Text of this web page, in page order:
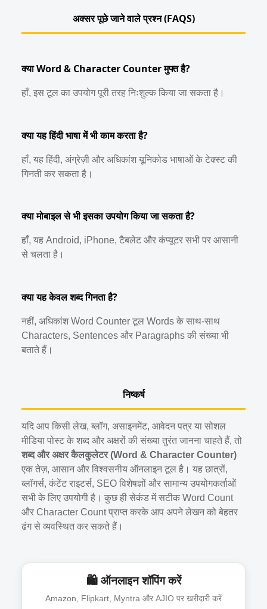
अक्सर पूछे जाने वाले प्रश्न (FAQS)
क्या Word & Character Counter मुफ्त है?
हाँ, इस टूल का उपयोग पूरी तरह निःशुल्क किया जा सकता है।
क्या यह हिंदी भाषा में भी काम करता है?
हाँ, यह हिंदी, अंग्रेज़ी और अधिकांश यूनिकोड भाषाओं के टेक्स्ट की
गिनती कर सकता है।
क्या मोबाइल से भी इसका उपयोग किया जा सकता है?
हाँ, यह Android, iPhone, टैबलेट और कंप्यूटर सभी पर आसानी
से चलता है।
क्या यह केवल शब्द गिनता है?
नहीं, अधिकांश Word Counter टूल Words के साथ-साथ
Characters, Sentences और Paragraphs की संख्या भी
बताते हैं।
निष्कर्ष
यदि आप किसी लेख, ब्लॉग, असाइनमेंट, आवेदन पत्र या सोशल
मीडिया पोस्ट के शब्द और अक्षरों की संख्या तुरंत जानना चाहते हैं, तो
शब्द और अक्षर कैलकुलेटर (Word & Character Counter)
एक तेज़, आसान और विश्वसनीय ऑनलाइन टूल है। यह छात्रों,
ब्लॉगर्स, कंटेंट राइटर्स, SEO विशेषज्ञों और सामान्य उपयोगकर्ताओं
सभी के लिए उपयोगी है। कुछ ही सेकंड में सटीक Word Count
और Character Count प्राप्त करके आप अपने लेखन को बेहतर
ढंग से व्यवस्थित कर सकते हैं।
🛍️ ऑनलाइन शॉपिंग करें
Amazon, Flipkart, Myntra और AJIO पर खरीदारी करें